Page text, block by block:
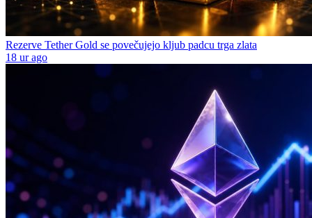
Rezerve Tether Gold se povečujejo kljub padcu trga zlata
18 ur ago